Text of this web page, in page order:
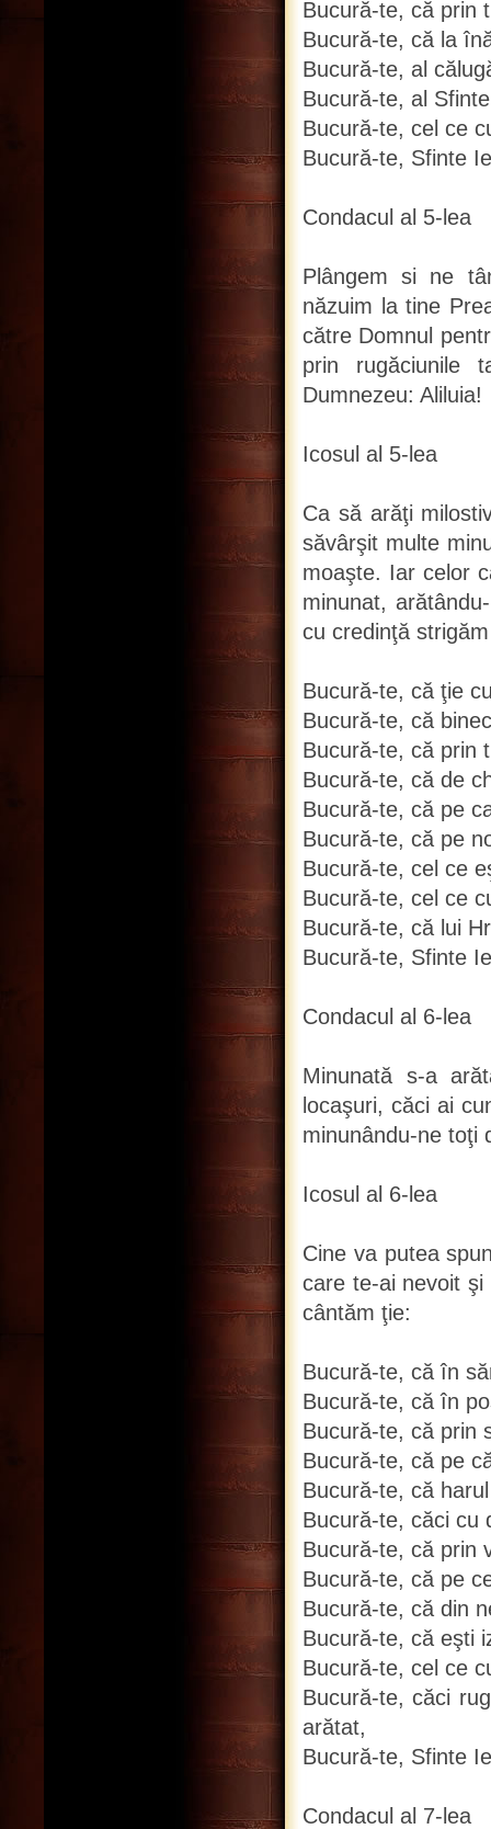
Bucură-te, că prin
Bucură-te, că la
Bucură-te, al
Bucură-te, al
Bucură-te, cel ce
Bucură-te, Sfinte
Condacul al 5-lea
Plângem si ne
năzuim la tine
către Domnul
prin rugăciunile
Dumnezeu: Aliluia!
Icosul al 5-lea
Ca să arăţi
săvârşit multe
moaşte. Iar celor
minunat,
cu credinţă
Bucură-te, că ţie
Bucură-te, că
Bucură-te, că prin
Bucură-te, că de
Bucură-te, că pe
Bucură-te, că pe
Bucură-te, cel ce
Bucură-te, cel ce
Bucură-te, că lui
Bucură-te, Sfinte
Condacul al 6-lea
Minunată s-a
locaşuri, căci ai
minunându-ne toţi
Icosul al 6-lea
Cine va putea
care te-ai nevoit
cântăm ţie:
Bucură-te, că în
Bucură-te, că în
Bucură-te, că prin
Bucură-te, că pe
Bucură-te, că
Bucură-te, căci cu
Bucură-te, că prin
Bucură-te, că pe
Bucură-te, că din
Bucură-te, că eşti
Bucură-te, cel ce
Bucură-te, căci
arătat,
Bucură-te, Sfinte
Condacul al 7-lea